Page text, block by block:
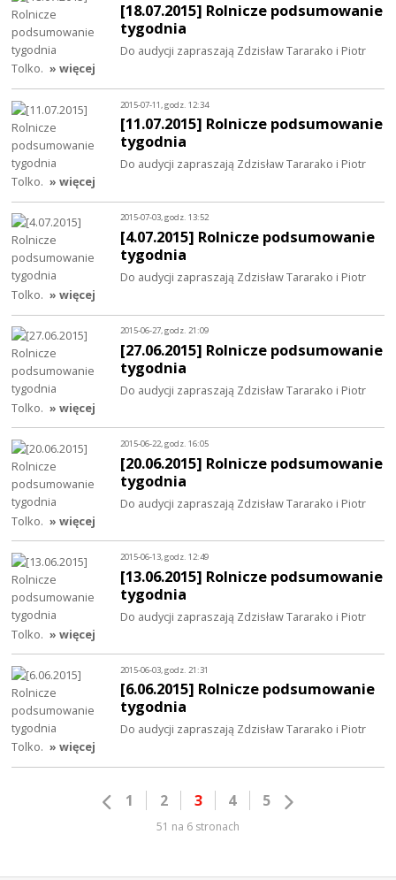
[18.07.2015] Rolnicze podsumowanie
tygodnia
Do audycji zapraszają Zdzisław Tararako i Piotr
Tolko. » więcej
2015-07-11, godz. 12:34
[11.07.2015] Rolnicze podsumowanie
tygodnia
Do audycji zapraszają Zdzisław Tararako i Piotr
Tolko. » więcej
2015-07-03, godz. 13:52
[4.07.2015] Rolnicze podsumowanie
tygodnia
Do audycji zapraszają Zdzisław Tararako i Piotr
Tolko. » więcej
2015-06-27, godz. 21:09
[27.06.2015] Rolnicze podsumowanie
tygodnia
Do audycji zapraszają Zdzisław Tararako i Piotr
Tolko. » więcej
2015-06-22, godz. 16:05
[20.06.2015] Rolnicze podsumowanie
tygodnia
Do audycji zapraszają Zdzisław Tararako i Piotr
Tolko. » więcej
2015-06-13, godz. 12:49
[13.06.2015] Rolnicze podsumowanie
tygodnia
Do audycji zapraszają Zdzisław Tararako i Piotr
Tolko. » więcej
2015-06-03, godz. 21:31
[6.06.2015] Rolnicze podsumowanie
tygodnia
Do audycji zapraszają Zdzisław Tararako i Piotr
Tolko. » więcej
1 2 3 4 5
51 na 6 stronach